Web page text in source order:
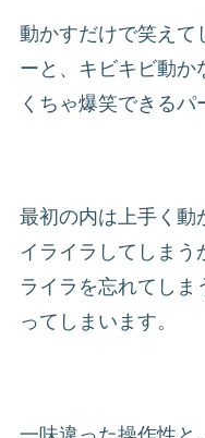
動かすだけで笑えて
ーと、キビキビ動
くちゃ爆笑できるパ
最初の内は上手く動
イライラしてしま
ライラを忘れてし
ってしまいます。
一味違った操作性